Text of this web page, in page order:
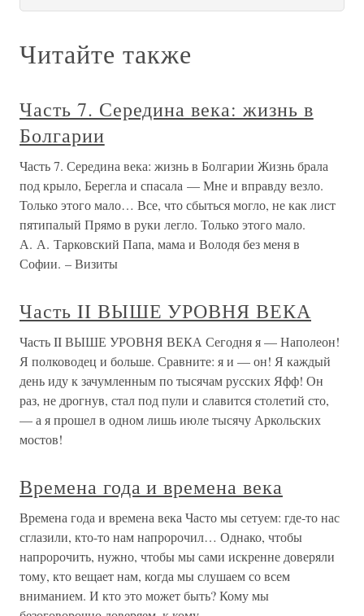
Читайте также
Часть 7. Середина века: жизнь в
Болгарии
Часть 7. Середина века: жизнь в Болгарии Жизнь брала
под крыло, Берегла и спасала — Мне и вправду везло.
Только этого мало… Все, что сбыться могло, не как лист
пятипалый Прямо в руки легло. Только этого мало.
А. А. Тарковский Папа, мама и Володя без меня в
Софии. – Визиты
Часть II ВЫШЕ УРОВНЯ ВЕКА
Часть II ВЫШЕ УРОВНЯ ВЕКА Сегодня я — Наполеон!
Я полководец и больше. Сравните: я и — он! Я каждый
день иду к зачумленным по тысячам русских Яфф! Он
раз, не дрогнув, стал под пули и славится столетий сто,
— а я прошел в одном лишь июле тысячу Аркольских
мостов!
Времена года и времена века
Времена года и времена века Часто мы сетуем: где-то нас
сглазили, кто-то нам напророчил… Однако, чтобы
напророчить, нужно, чтобы мы сами искренне доверяли
тому, кто вещает нам, когда мы слушаем со всем
вниманием. И кто это может быть? Кому мы